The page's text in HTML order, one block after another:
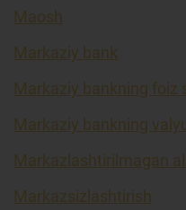
Maosh
Markaziy bank
Markaziy bankning foiz
Markaziy bankning
Markazlashtirilmagan
Markazsizlashtirish